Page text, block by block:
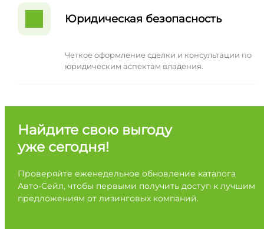
Юридическая безопасность
Четкое оформление сделки и консультации по
юридическим аспектам владения.
Найдите свою выгоду
уже сегодня!
Проверяйте еженедельное обновление каталога
Авто-Сейл, чтобы первыми получить доступ к лучшим
предложениям от лизинговых компаний.